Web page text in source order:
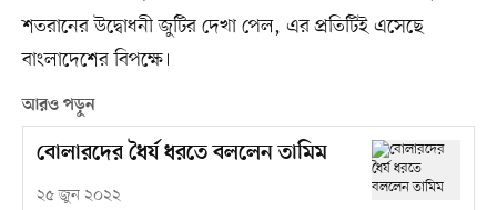
শতরানের উদ্বোধনী জুটির দেখা পেল, এর প্রতিটিই এসেছে
বাংলাদেশের বিপক্ষে।
আরও পড়ুন
বোলারদের ধৈর্য ধরতে বললেন তামিম
২৫ জুন ২০২২